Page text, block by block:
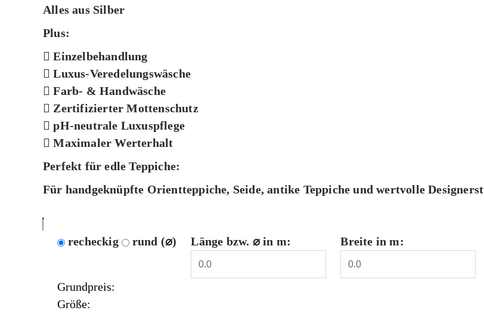
Alles aus Silber
Plus:
Einzelbehandlung
Luxus-Veredelungswäsche
Farb- & Handwäsche
Zertifizierter Mottenschutz
pH-neutrale Luxuspflege
Maximaler Werterhalt
Perfekt für edle Teppiche:
Für handgeknüpfte Orientteppiche, Seide, antike Teppiche und wertvolle
recheckig rund (⌀) Länge bzw. ⌀ in m: Breite in m:
Grundpreis:
Größe: